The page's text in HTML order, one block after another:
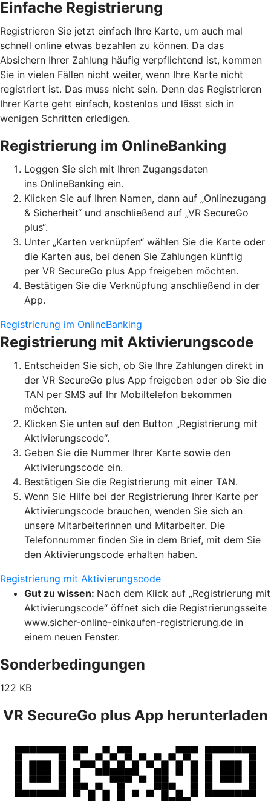
Einfache Registrierung
Registrieren Sie jetzt einfach Ihre Karte, um auch mal
schnell online etwas bezahlen zu können. Da das
Absichern Ihrer Zahlung häufig verpflichtend ist, kommen
Sie in vielen Fällen nicht weiter, wenn Ihre Karte nicht
registriert ist. Das muss nicht sein. Denn das Registrieren
Ihrer Karte geht einfach, kostenlos und lässt sich in
wenigen Schritten erledigen.
Registrierung im OnlineBanking
Loggen Sie sich mit Ihren Zugangsdaten
ins OnlineBanking ein.
Klicken Sie auf Ihren Namen, dann auf „Onlinezugang
& Sicherheit“ und anschließend auf „VR SecureGo
plus“.
Unter „Karten verknüpfen“ wählen Sie die Karte oder
die Karten aus, bei denen Sie Zahlungen künftig
per VR SecureGo plus App freigeben möchten.
Bestätigen Sie die Verknüpfung anschließend in der
App.
Registrierung im OnlineBanking
Registrierung mit Aktivierungscode
Entscheiden Sie sich, ob Sie Ihre Zahlungen direkt in
der VR SecureGo plus App freigeben oder ob Sie die
TAN per SMS auf Ihr Mobiltelefon bekommen
möchten.
Klicken Sie unten auf den Button „Registrierung mit
Aktivierungscode“.
Geben Sie die Nummer Ihrer Karte sowie den
Aktivierungscode ein.
Bestätigen Sie die Registrierung mit einer TAN.
Wenn Sie Hilfe bei der Registrierung Ihrer Karte per
Aktivierungscode brauchen, wenden Sie sich an
unsere Mitarbeiterinnen und Mitarbeiter. Die
Telefonnummer finden Sie in dem Brief, mit dem Sie
den Aktivierungscode erhalten haben.
Registrierung mit Aktivierungscode
Gut zu wissen: Nach dem Klick auf „Registrierung mit
Aktivierungscode“ öffnet sich die Registrierungsseite
www.sicher-online-einkaufen-registrierung.de in
einem neuen Fenster.
Sonderbedingungen
122 KB
VR SecureGo plus App herunterladen